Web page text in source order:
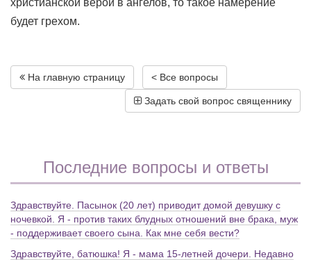
христианской верой в ангелов, то такое намерение
будет грехом.
На главную страницу < Все вопросы
Задать свой вопрос священнику
Последние вопросы и ответы
Здравствуйте. Пасынок (20 лет) приводит домой девушку с
ночевкой. Я - против таких блудных отношений вне брака, муж
- поддерживает своего сына. Как мне себя вести?
Здравствуйте, батюшка! Я - мама 15-летней дочери. Недавно